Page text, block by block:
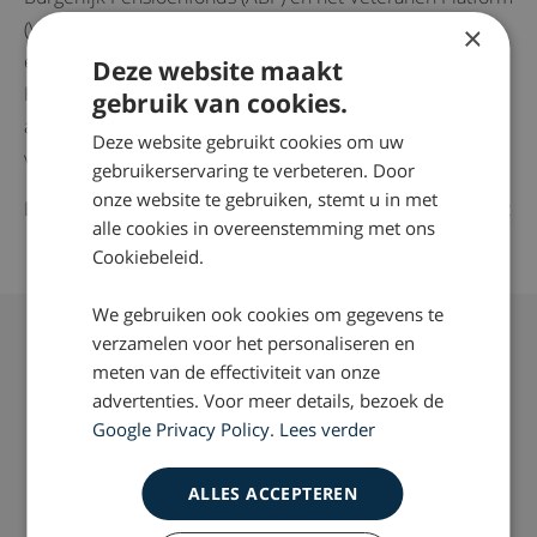
(VP) en maakt deze centraal bereikbaar via één website
en telefoonnummer.
Het Veteranenloket geeft ook toegang tot begeleiding,
advies en ondersteuning door bijvoorbeeld een buddy
voor de veteraan of een coördinator voor het thuisfront.
BRON: Blik op Nieuws enNederlands Veteranen Instituut
Vragen over whiplash klachten of
schadevergoeding?
Wilt u meer weten over wat wij juridisch gezien kunnen
doen om bij een whiplash, letselschade voor u te
verhalen? Neem dan contact op via telefoonnummer:
0800 – 2490300
×
Deze website maakt
gebruik van cookies.
Deze website gebruikt cookies om uw
gebruikerservaring te verbeteren. Door
onze website te gebruiken, stemt u in met
alle cookies in overeenstemming met ons
Cookiebeleid.
We gebruiken ook cookies om gegevens te
verzamelen voor het personaliseren en
meten van de effectiviteit van onze
advertenties. Voor meer details, bezoek de
Google Privacy Policy. Lees verder
ALLES ACCEPTEREN